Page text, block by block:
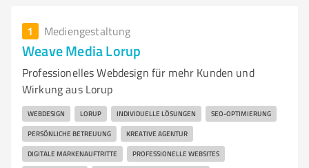
1 Mediengestaltung
Weave Media Lorup
Professionelles Webdesign für mehr Kunden und
Wirkung aus Lorup
WEBDESIGN LORUP INDIVIDUELLE LÖSUNGEN SEO-OPTIMIERUNG
PERSÖNLICHE BETREUUNG KREATIVE AGENTUR
DIGITALE MARKENAUFTRITTE PROFESSIONELLE WEBSITES